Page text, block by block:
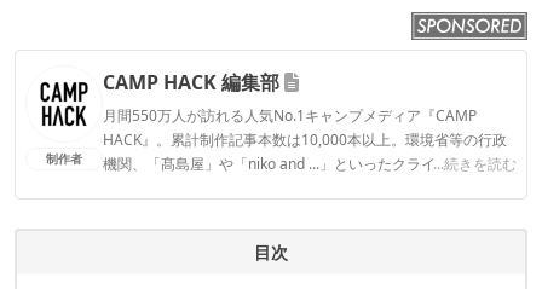
制作者
CAMP HACK 編集部
月間550万人が訪れる人気No.1キャンプメディア『CAMP
HACK』。累計制作記事本数は10,000本以上。環境省等の行政
機関、「髙島屋」や「niko and ...」といったクライアントとの
...続きを読む
CAMP HACK 編集部のプロフィール
目次